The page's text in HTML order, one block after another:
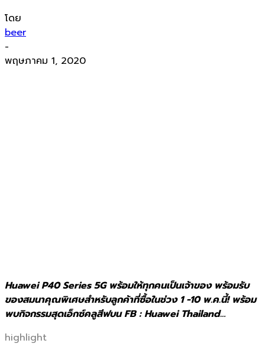
โดย
beer
-
พฤษภาคม 1, 2020
Huawei P40 Series 5G พร้อมให้ทุกคนเป็นเจ้าของ พร้อมรับ
ของสมนาคุณพิเศษสำหรับลูกค้าที่ซื้อในช่วง 1 -10 พ.ค.นี้! พร้อม
พบกิจกรรมสุดเอ็กซ์คลูสีฟบน FB : Huawei Thailand…
highlight